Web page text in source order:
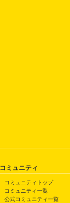
コミュニティ
コミュニティトップ
コミュニティ一覧
公式コミュニティ一覧